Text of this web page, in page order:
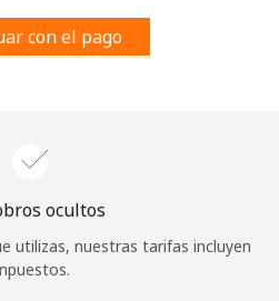
sitio web, estoy de acuerdo con
con el pago
ocultos
utilizas, nuestras tarifas incluyen